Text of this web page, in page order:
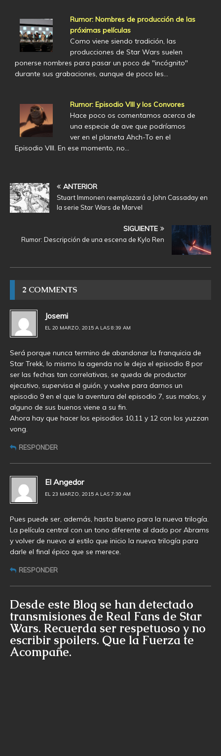
Rumor: Nombres de producción de las
próximas películas
Como viene siendo tradición, las
producciones de Star Wars suelen
ponerse nombres para pasar un poco de "incógnito"
durante sus grabaciones, aunque de poco les…
Rumor: Episodio VIII y los Convores
Hace poco os comentamos acerca de
una especie de ave que podríamos
ver en el planeta Ahch-To en el
Episodio VIII. En ese momento, no…
ANTERIOR
Stuart Immonen reemplazará a John Cassaday en
la serie Star Wars de Marvel
SIGUIENTE
Rumor: Descripción de una escena de Kylo Ren
2 COMMENTS
Josemi
EL 20 MARZO, 2015 A LAS 8:39 AM
Será porque nunca termino de abandonar la franquicia de
Star Trekk, lo mismo la agenda no le deja el episodio 8 por
ser las fechas tan correlativas, se queda de productor
ejecutivo, supervisa el guión, y vuelve para darnos un
episodio 9 en el que la aventura del episodio 7, sus malos, y
alguno de sus buenos viene a su fin.
Ahora hay que hacer los episodios 10,11 y 12 con los yuzzan
vong.
RESPONDER
El Angedor
EL 23 MARZO, 2015 A LAS 7:30 AM
Pues puede ser, además, hasta bueno para la nueva trilogía.
La película central con un tono diferente al dado por Abrams
y volver de nuevo al estilo que inicio la nueva trilogía para
darle el final épico que se merece.
RESPONDER
Desde este Blog se han detectado
transmisiones de Real Fans de Star
Wars. Recuerda ser respetuoso y no
escribir spoilers. Que la Fuerza te
Acompañe.